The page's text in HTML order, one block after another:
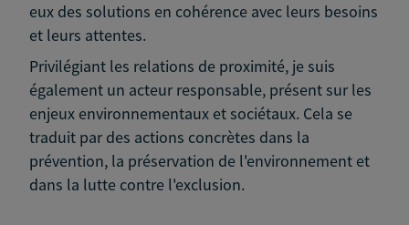
eux des solutions en cohérence avec leurs besoins
et leurs attentes.
Privilégiant les relations de proximité, je suis
également un acteur responsable, présent sur les
enjeux environnementaux et sociétaux. Cela se
traduit par des actions concrètes dans la
prévention, la préservation de l'environnement et
dans la lutte contre l'exclusion.